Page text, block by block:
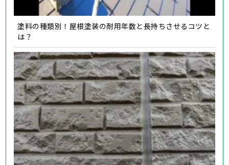
塗料の種類別！屋根塗装の耐用年数と長持ちさせるコツと
は？